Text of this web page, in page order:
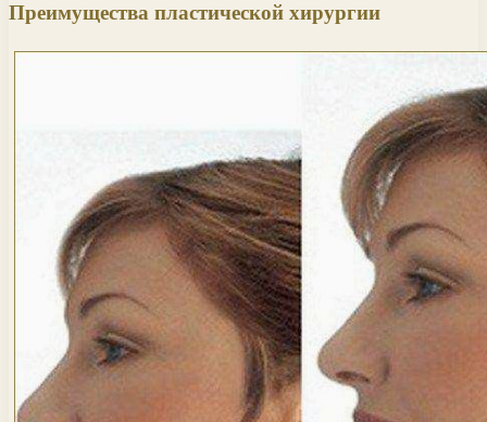
Преимущества пластической хирургии